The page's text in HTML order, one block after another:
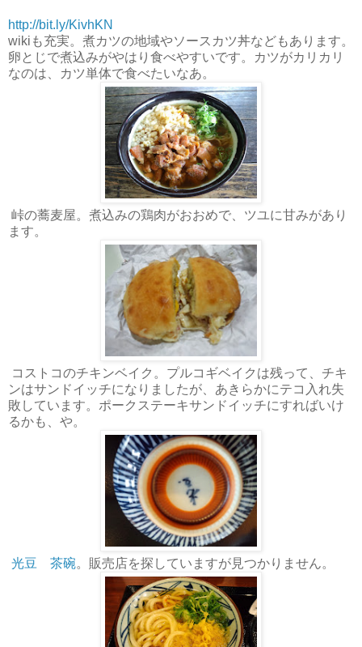
http://bit.ly/KivhKN
wikiも充実。煮カツの地域やソースカツ丼などもあります。
卵とじで煮込みがやはり食べやすいです。カツがカリカリ
なのは、カツ単体で食べたいなあ。
峠の蕎麦屋。煮込みの鶏肉がおおめで、ツユに甘みがあり
ます。
コストコのチキンベイク。プルコギベイクは残って、チキ
ンはサンドイッチになりましたが、あきらかにテコ入れ失
敗しています。ポークステーキサンドイッチにすればいけ
るかも、や。
光豆 茶碗。販売店を探していますが見つかりません。